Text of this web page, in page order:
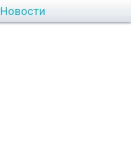
Новости